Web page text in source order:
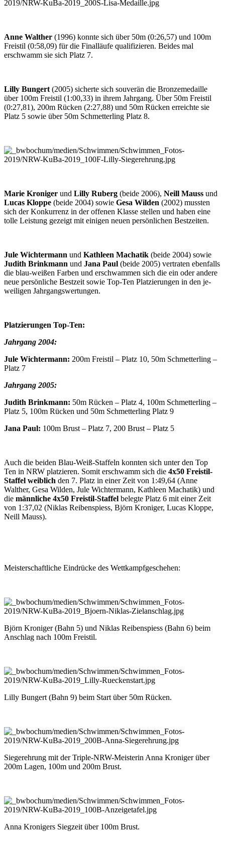
Anne Walther (1996) konnte sich über 50m (0:26,57) und 100m
Freistil (0:58,09) für die Final­läufe quali­fizieren. Beides mal
erschwamm sie sich Platz 7.
Lilly Bungert (2005) sicherte sich souverän die Bronze­medaille
über 100m Freistil (1:00,33) in ihrem Jahr­gang. Über 50m Freistil
(0:27,81), 200m Rücken (2:27,88) und 50m Rücken erreichte sie
Platz 5 sowie über 50m Schmetterling Platz 8.
Marie Kroniger und Lilly Ruberg (beide 2006), Neill Mauss und
Lucas Kloppe (beide 2004) sowie Gesa Wilden (2002) mussten
sich der Konkurrenz in der offenen Klasse stellen und haben eine
tolle Leistung gezeigt mit einigen neuen per­sön­lichen Best­zeiten.
Jule Wichter­mann und Kathleen Machatik (beide 2004) sowie
Judith Brinkmann und Jana Paul (beide 2005) vertraten ebenfalls
die blau-weißen Farben und erschwammen sich die ein oder andere
neue per­sönliche Best­zeit sowie Top-Ten Platzierungen in den je­
weiligen Jahr­gangs­wertungen.
Platzierungen Top-Ten:
Jahrgang 2004:
Jule Wichtermann: 200m Freistil – Platz 10, 50m Schmetterling –
Platz 7
Jahrgang 2005:
Judith Brinkmann: 50m Rücken – Platz 4, 100m Schmetterling –
Platz 5, 100m Rücken und 50m Schmetterling Platz 9
Jana Paul: 100m Brust – Platz 7, 200 Brust – Platz 5
Auch die beiden Blau-Weiß-Staffeln konnten sich unter den Top
Ten in NRW platzieren. Somit erschwamm sich die 4x50 Freistil-
Staffel weiblich den 7. Platz in einer Zeit von 1:49,64 (Anne
Walther, Gesa Wilden, Jule Wichtermann, Kathleen Machatik) und
die männliche 4x50 Freistil-Staffel belegte Platz 6 mit einer Zeit
von 1:37,02 (Niklas Reiben­spiess, Björn Kroniger, Lucas Kloppe,
Neill Mauss).
Meister­schaft­liche Eindrücke des Wett­kampf­geschehen:
Björn Kroniger (Bahn 5) und Niklas Reibenspiess (Bahn 6) beim
Anschlag nach 100m Freistil.
Lilly Bungert (Bahn 9) beim Start über 50m Rücken.
Siegerehrung mit der Triple-NRW-Meisterin Anna Kroniger über
200m Lagen, 100m und 200m Brust.
Anna Kronigers Siegzeit über 100m Brust.